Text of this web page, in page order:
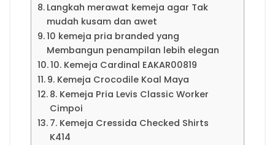
Langkah merawat kemeja agar Tak
mudah kusam dan awet
10 kemeja pria branded yang
Membangun penampilan lebih elegan
10. Kemeja Cardinal EAKAR00819
9. Kemeja Crocodile Koal Maya
8. Kemeja Pria Levis Classic Worker
Cimpoi
7. Kemeja Cressida Checked Shirts
K414